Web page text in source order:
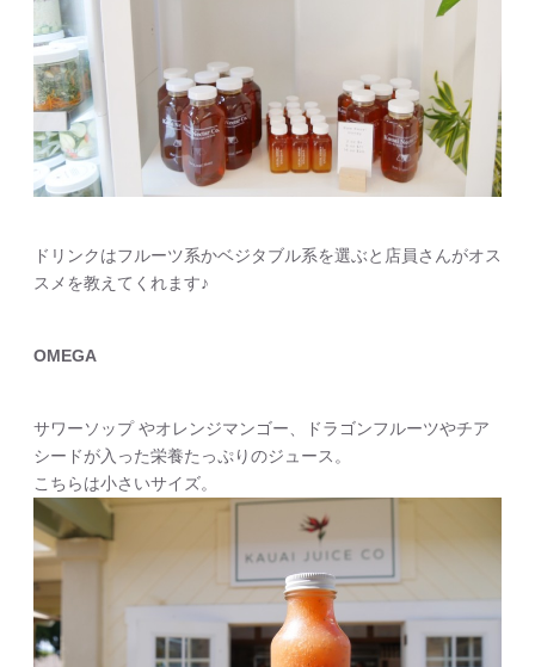
ドリンクはフルーツ系かベジタブル系を選ぶと店員さんがオス
スメを教えてくれます♪
OMEGA
サワーソップ やオレンジマンゴー、ドラゴンフルーツやチア
シードが入った栄養たっぷりのジュース。
こちらは小さいサイズ。